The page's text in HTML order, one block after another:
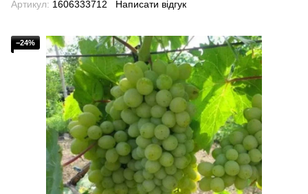
Артикул: 1606333712 Написати відгук
−24%